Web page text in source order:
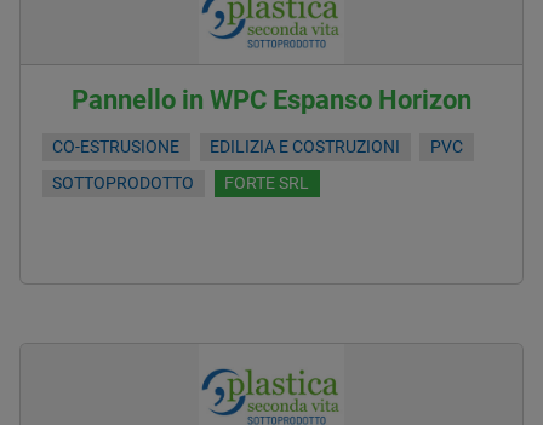
Pannello in WPC Espanso Horizon
CO-ESTRUSIONE EDILIZIA E COSTRUZIONI
PVC
SOTTOPRODOTTO
FORTE SRL